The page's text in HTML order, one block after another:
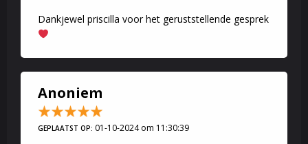
Dankjewel priscilla voor het geruststellende gesprek
Anoniem
GEPLAATST OP: 01-10-2024 om 11:30:39